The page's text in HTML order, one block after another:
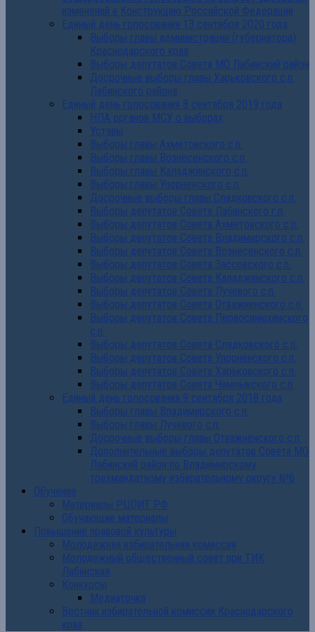
изменений в Конструкцию Российской Федерации
Единый день голосования 13 сентября 2020 года
Выборы главы администрации (губернатора)
Краснодарского края
Выборы депутатов Совета МО Лабинский район
Досрочные выборы главы Харьковского с.п.
Лабинского района
Единый день голосования 8 сентября 2019 года
НПА органов МСУ о выборах
Уставы
Выборы главы Ахметовского с.п.
Выборы главы Вознесенского с.п.
Выборы главы Каладжинского с.п.
Выборы главы Упорненского с.п.
Досрочные выборы главы Сладковского с.п.
Выборы депутатов Совета Лабинского г.п.
Выборы депутатов Совета Ахметовского с.п.
Выборы депутатов Совета Владимирского с.п.
Выборы депутатов Совета Вознесенского с.п.
Выборы депутатов Совета Зассовского с.п.
Выборы депутатов Совета Каладжинского с.п.
Выборы депутатов Совета Лучевого с.п.
Выборы депутатов Совета Отважненского с.п.
Выборы депутатов Совета Первосинюхинского
с.п.
Выборы депутатов Совета Сладковского с.п.
Выборы депутатов Совета Упорненского с.п.
Выборы депутатов Совета Харьковского с.п.
Выборы депутатов Совета Чамлыкского с.п.
Единый день голосования 9 сентября 2018 года
Выборы главы Владимирского с.п.
Выборы главы Лучевого с.п.
Досрочные выборы главы Отважненского с.п.
Дополнительные выборы депутатов Совета МО
Лабинский район по Владимирскому
трехмандатному избирательному округу №6
Обучение
Материалы РЦОИТ РФ
Обучающие материалы
Повышение правовой культуры
Молодежная избирательная комиссия
Молодежный общественный совет при ТИК
Лабинская
Конкурсы
Медиаточка
Вестник избирательной комиссии Краснодарского
края